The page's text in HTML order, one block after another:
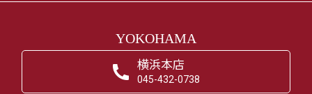
YOKOHAMA
横浜本店
045-432-0738